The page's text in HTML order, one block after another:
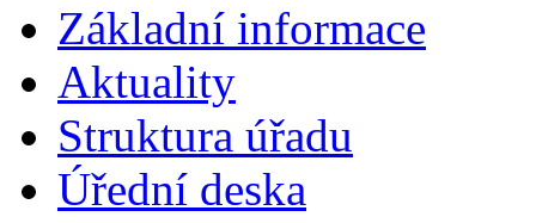
Základní informace
Aktuality
Struktura úřadu
Úřední deska